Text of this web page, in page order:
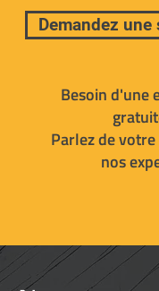
Demandez
Besoin d'une
Parlez de
nos